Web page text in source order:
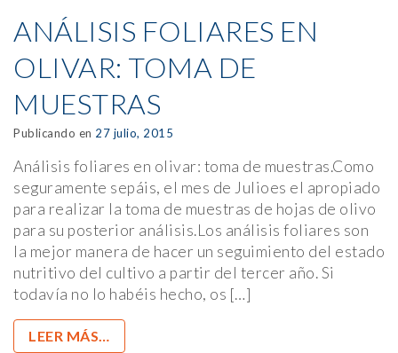
ANÁLISIS FOLIARES EN
OLIVAR: TOMA DE
MUESTRAS
Publicando en 27 julio, 2015
Análisis foliares en olivar: toma de muestras.Como
seguramente sepáis, el mes de Julioes el apropiado
para realizar la toma de muestras de hojas de olivo
para su posterior análisis.Los análisis foliares son
la mejor manera de hacer un seguimiento del estado
nutritivo del cultivo a partir del tercer año. Si
todavía no lo habéis hecho, os […]
LEER MÁS…